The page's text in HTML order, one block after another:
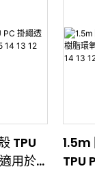
TPU
用於
1.5m
TPU